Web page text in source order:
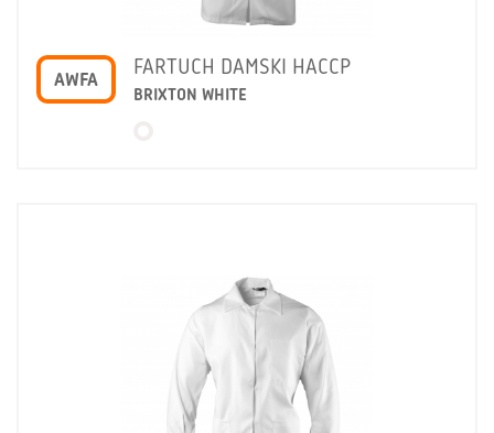
AWFA
FARTUCH DAMSKI HACCP
BRIXTON WHITE